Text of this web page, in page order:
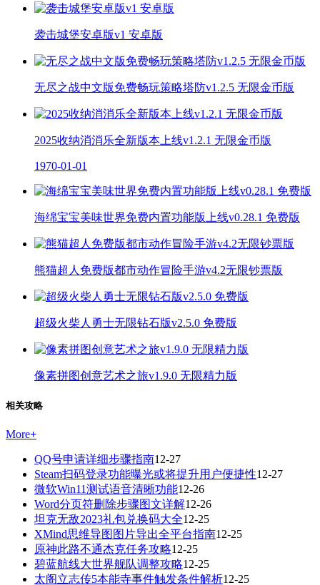
袭击城堡安卓版v1 安卓版
无尽之战中文版免费畅玩策略塔防v1.2.5 无限金币版
2025收纳消消乐全新版本上线v1.2.1 无限金币版
1970-01-01
海绵宝宝美味世界免费内置功能版上线v0.28.1 免费版
熊猫超人免费版都市动作冒险手游v4.2无限钞票版
超级火柴人勇士无限钻石版v2.5.0 免费版
像素拼图创意艺术之旅v1.9.0 无限精力版
相关攻略
More+
QQ号申请详细步骤指南12-27
Steam扫码登录功能曝光或将提升用户便捷性12-27
微软Win11测试语音清晰功能12-26
Word分页符删除步骤图文详解12-26
坦克无敌2023礼包兑换码大全12-25
XMind思维导图图片导出全平台指南12-25
原神此路不通杰克任务攻略12-25
碧蓝航线大世界舰队调整攻略12-25
太阁立志传5本能寺事件触发条件解析12-25